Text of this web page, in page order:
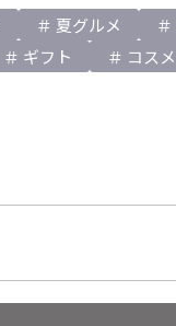
夏グルメ
ギフト コスメ